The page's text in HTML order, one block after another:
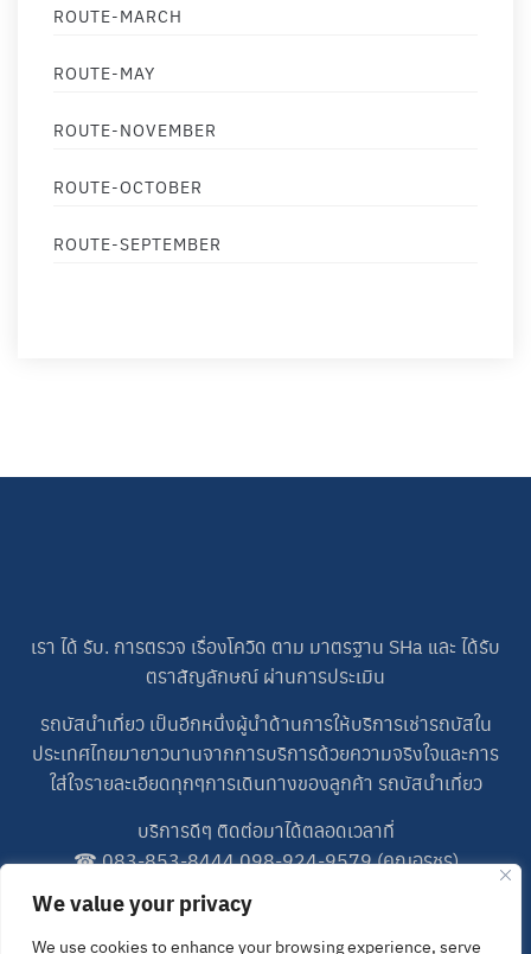
We value your privacy
We use cookies to enhance your browsing experience, serve
ROUTE-MARCH
ROUTE-MAY
ROUTE-NOVEMBER
ROUTE-OCTOBER
ROUTE-SEPTEMBER
เรา ได้ รับ. การตรวจ เรื่องโควิด ตาม มาตรฐาน SHa และ ได้รับ
ตราสัญลักษณ์ ผ่านการประเมิน
รถบัสนำเที่ยว เป็นอีกหนึ่งผู้นำด้านการให้บริการเช่ารถบัสใน
ประเทศไทยมายาวนานจากการบริการด้วยความจริงใจและการ
ใส่ใจรายละเอียดทุกๆการเดินทางของลูกค้า รถบัสนำเที่ยว
บริการดีๆ ติดต่อมาได้ตลอดเวลาที่
☎083-853-8444,098-924-9579(คุณอรชร)
083-698-5227
LINE ID : 0989249579